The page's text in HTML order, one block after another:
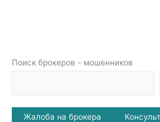
Поиск брокеров - мошенников
Жалоба на брокера